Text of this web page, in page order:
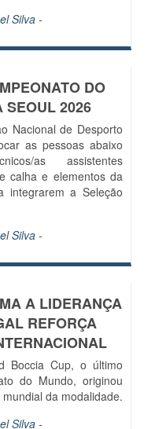
Silva-
DO
SEOUL 2026
Nacional de Desporto
as pessoas abaixo
as assistentes
calha e elementos da
integrarem a Seleção
Silva-
A LIDERANÇA
REFORÇA
Boccia Cup, o último
do Mundo, originou
da modalidade.
Silva-